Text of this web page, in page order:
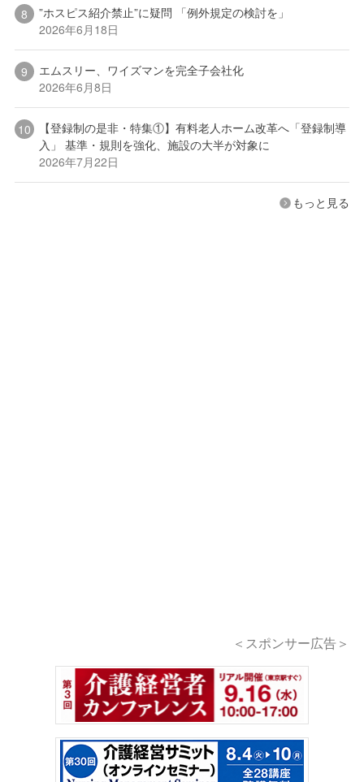
”ホスピス紹介禁止”に疑問 「例外規定の検討を」
2026年6月18日
エムスリー、ワイズマンを完全子会社化
2026年6月8日
【登録制の是非・特集①】有料老人ホーム改革へ「登録制導
入」 基準・規則を強化、施設の大半が対象に
2026年7月22日
もっと見る
＜スポンサー広告＞